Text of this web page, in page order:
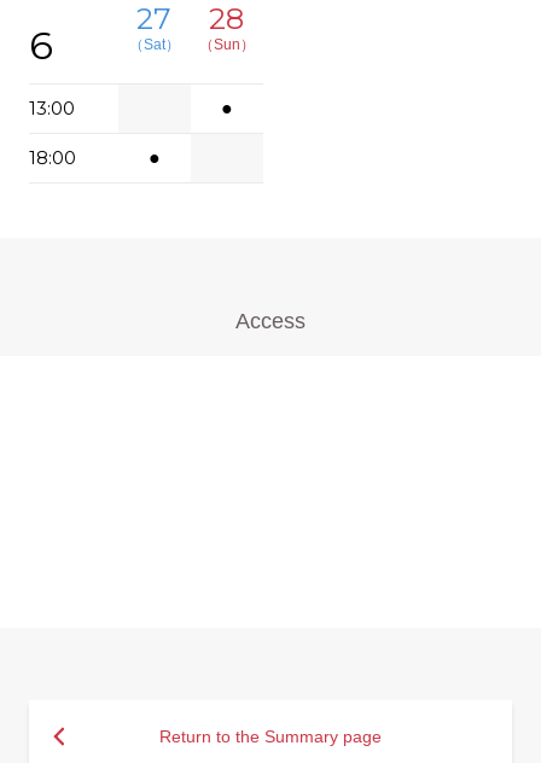
6
27
（Sat）
28
（Sun）
13:00 ●
18:00 ●
Access
Return to the Summary page